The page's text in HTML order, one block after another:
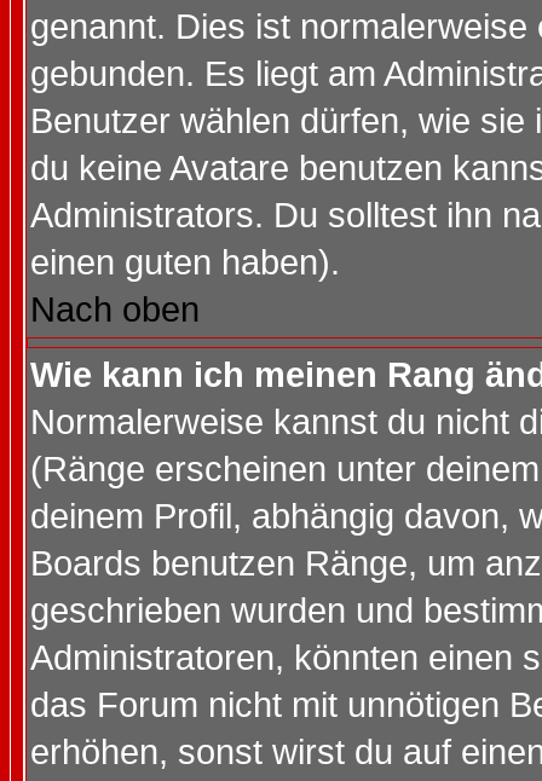
genannt. Dies ist
gebunden. Es liegt am
Benutzer wählen dürfen, wie
du keine Avatare benutzen
Administrators. Du solltest ihn
einen guten haben).
Nach oben
Wie kann ich meinen Rang
Normalerweise kannst du nicht
(Ränge erscheinen unter
deinem Profil, abhängig davon,
Boards benutzen Ränge, um
geschrieben wurden und
Administratoren, könnten einen
das Forum nicht mit unnötigen
erhöhen, sonst wirst du auf